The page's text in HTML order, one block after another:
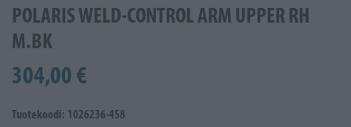
POLARIS WELD-CONTROL ARM UPPER RH
M.BK
304,00 €
Tuotekoodi: 1026236-458